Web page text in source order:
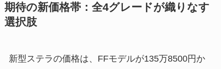
期待の新価格帯：全4グレードが織りなす
選択肢
新型ステラの価格は、FFモデルが135万8500円か